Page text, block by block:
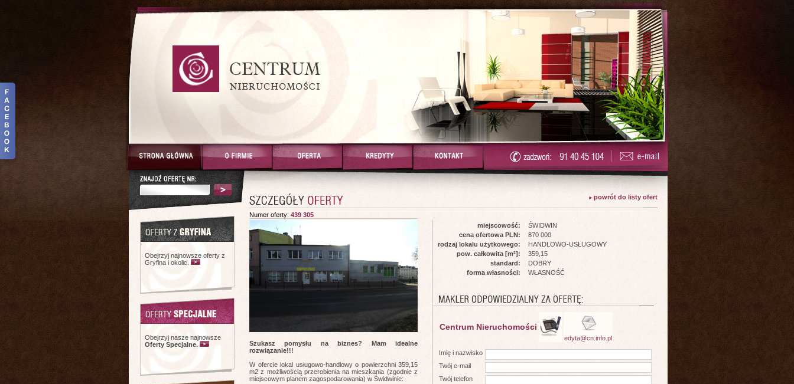
Obejrzyj najnowsze oferty z
Gryfina i okolic.
Obejrzyj nasze najnowsze
Oferty Specjalne.
powrót do listy ofert
Numer oferty: 439 305
Szukasz pomysłu na biznes? Mam idealne
rozwiązanie!!!
W ofercie lokal usługowo-handlowy o powierzchni 359,15
m2 z możliwością przerobienia na mieszkania (zgodnie z
miejscowym planem zagospodarowania) w Świdwinie:
miejscowość:
ŚWIDWIN
cena ofertowa PLN:
870 000
rodzaj lokalu użytkowego:
HANDLOWO-USŁUGOWY
pow. całkowita [m²]:
359,15
standard:
DOBRY
forma własności:
WŁASNOŚĆ
Centrum Nieruchomości
edyta@cn.info.pl
Imię i nazwisko
Twój e-mail
Twój telefon